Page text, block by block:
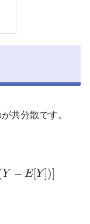
共分散です。
Y − E[Y])]